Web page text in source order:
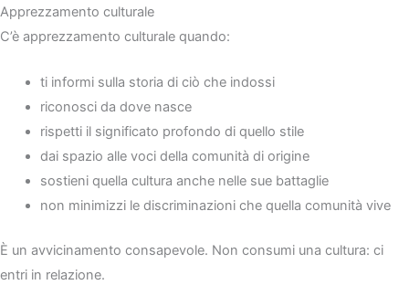
Apprezzamento culturale
C’è apprezzamento culturale quando:
ti informi sulla storia di ciò che indossi
riconosci da dove nasce
rispetti il significato profondo di quello stile
dai spazio alle voci della comunità di origine
sostieni quella cultura anche nelle sue battaglie
non minimizzi le discriminazioni che quella comunità vive
È un avvicinamento consapevole. Non consumi una cultura: ci
entri in relazione.